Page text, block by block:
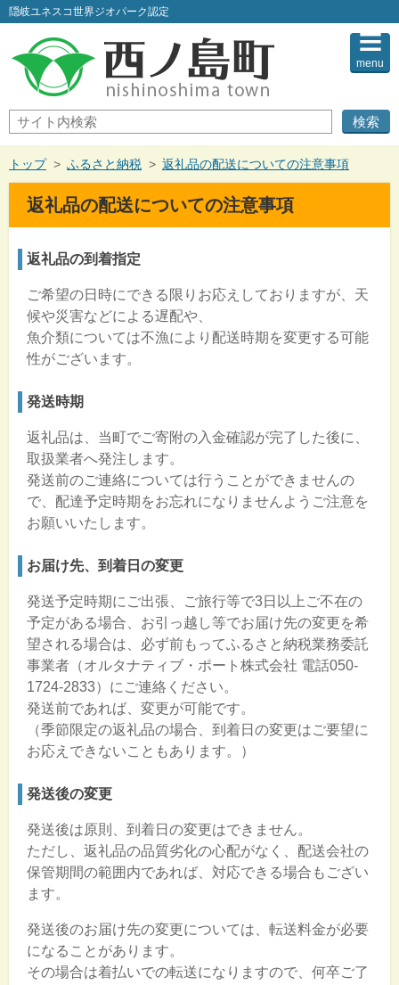
このページの本文へ
隠岐ユネスコ世界ジオパーク認定
サ
イ
ト
内
検
索
menu
現
在
トップ > ふるさと納税 > 返礼品の配送についての注意事項
返礼品の配送についての注意事項
返礼品の到着指定
ご希望の日時にできる限りお応えしておりますが、天
候や災害などによる遅配や、
魚介類については不漁により配送時期を変更する可能
性がございます。
発送時期
返礼品は、当町でご寄附の入金確認が完了した後に、
取扱業者へ発注します。
発送前のご連絡については行うことができませんの
で、配達予定時期をお忘れになりませんようご注意を
お願いいたします。
お届け先、到着日の変更
発送予定時期にご出張、ご旅行等で3日以上ご不在の
予定がある場合、お引っ越し等でお届け先の変更を希
望される場合は、必ず前もってふるさと納税業務委託
事業者（オルタナティブ・ポート株式会社 電話050-
1724-2833）にご連絡ください。
発送前であれば、変更が可能です。
（季節限定の返礼品の場合、到着日の変更はご要望に
お応えできないこともあります。）
発送後の変更
発送後は原則、到着日の変更はできません。
ただし、返礼品の品質劣化の心配がなく、配送会社の
保管期間の範囲内であれば、対応できる場合もござい
ます。
発送後のお届け先の変更については、転送料金が必要
になることがあります。
その場合は着払いでの転送になりますので、何卒ご了